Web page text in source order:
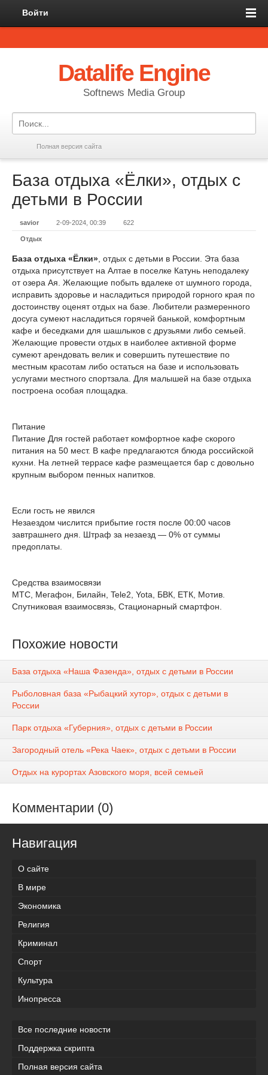
Войти
Datalife Engine
Softnews Media Group
Полная версия сайта
База отдыха «Ёлки», отдых с
детьми в России
savior 2-09-2024, 00:39 622
Отдых
База отдыха «Ёлки» , отдых с детьми в России. Эта база
отдыха присутствует на Алтае в поселке Катунь неподалеку
от озера Ая. Желающие побыть вдалеке от шумного города,
исправить здоровье и насладиться природой горного края по
достоинству оценят отдых на базе. Любители размеренного
досуга сумеют насладиться горячей банькой, комфортным
кафе и беседками для шашлыков с друзьями либо семьей.
Желающие провести отдых в наиболее активной форме
сумеют арендовать велик и совершить путешествие по
местным красотам либо остаться на базе и использовать
услугами местного спортзала. Для малышей на базе отдыха
построена особая площадка.
Питание
Питание Для гостей работает комфортное кафе скорого
питания на 50 мест. В кафе предлагаются блюда российской
кухни. На летней террасе кафе размещается бар с довольно
крупным выбором пенных напитков.
Если гость не явился
Незаездом числится прибытие гостя после 00:00 часов
завтрашнего дня. Штраф за незаезд — 0% от суммы
предоплаты.
Средства взаимосвязи
МТС, Мегафон, Билайн, Tele2, Yota, БВК, ЕТК, Мотив.
Спутниковая взаимосвязь, Стационарный смартфон.
Похожие новости
База отдыха «Наша Фазенда», отдых с детьми в России
Рыболовная база «Рыбацкий хутор», отдых с детьми в
России
Парк отдыха «Губерния», отдых с детьми в России
Загородный отель «Река Чаек», отдых с детьми в России
Отдых на курортах Азовского моря, всей семьей
Комментарии (0)
Навигация
О сайте
В мире
Экономика
Религия
Криминал
Спорт
Культура
Инопресса
Все последние новости
Поддержка скрипта
Полная версия сайта